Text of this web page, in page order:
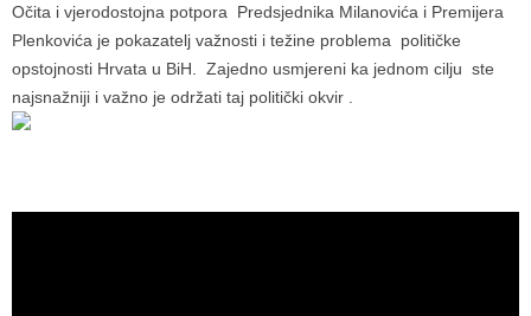
Očita i vjerodostojna potpora Predsjednika Milanovića i Premijera
Plenkovića je pokazatelj važnosti i težine problema političke
opstojnosti Hrvata u BiH. Zajedno usmjereni ka jednom cilju ste
najsnažniji i važno je održati taj politički okvir .